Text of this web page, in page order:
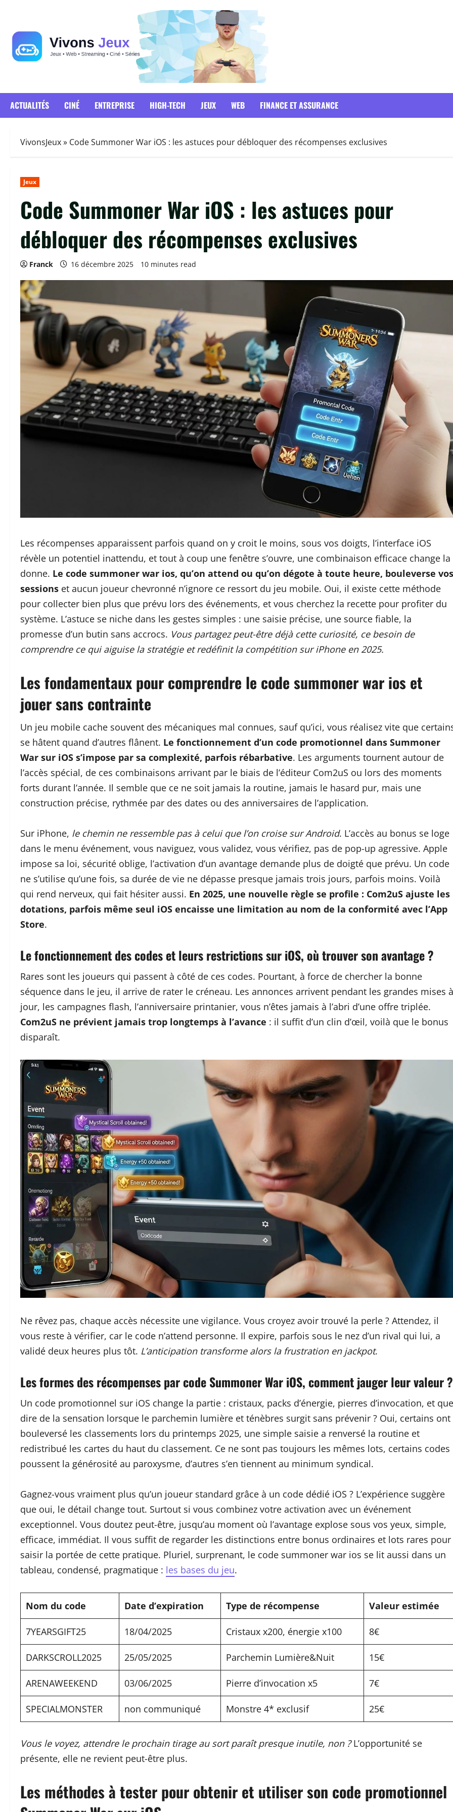
contenu
ACTUALITÉS CINÉ ENTREPRISE HIGH-TECH JEUX WEB FINANCE ET ASSURANCE
VivonsJeux» Code Summoner War iOS : les astuces pour débloquer des récompenses exclusives
Jeux
Code Summoner War iOS : les astuces pour
débloquer des récompenses exclusives
Franck 16 décembre 2025 10 minutes read
Les récompenses apparaissent parfois quand on y croit le moins, sous vos doigts, l’interface iOS
révèle un potentiel inattendu, et tout à coup une fenêtre s’ouvre, une combinaison efficace change la
donne. Le code summoner war ios, qu’on attend ou qu’on dégote à toute heure, bouleverse vos
sessions et aucun joueur chevronné n’ignore ce ressort du jeu mobile. Oui, il existe cette méthode
pour collecter bien plus que prévu lors des événements, et vous cherchez la recette pour profiter du
système. L’astuce se niche dans les gestes simples : une saisie précise, une source fiable, la
promesse d’un butin sans accrocs. Vous partagez peut-être déjà cette curiosité, ce besoin de
comprendre ce qui aiguise la stratégie et redéfinit la compétition sur iPhone en 2025.
Les fondamentaux pour comprendre le code summoner war ios et
jouer sans contrainte
Un jeu mobile cache souvent des mécaniques mal connues, sauf qu’ici, vous réalisez vite que
se hâtent quand d’autres flânent. Le fonctionnement d’un code promotionnel dans Summoner
War sur iOS s’impose par sa complexité, parfois rébarbative. Les arguments tournent autour de
l’accès spécial, de ces combinaisons arrivant par le biais de l’éditeur Com2uS ou lors des moments
forts durant l’année. Il semble que ce ne soit jamais la routine, jamais le hasard pur, mais une
construction précise, rythmée par des dates ou des anniversaires de l’application.
Sur iPhone, le chemin ne ressemble pas à celui que l’on croise sur Android. L’accès au bonus se loge
dans le menu événement, vous naviguez, vous validez, vous vérifiez, pas de pop-up agressive. Apple
impose sa loi, sécurité oblige, l’activation d’un avantage demande plus de doigté que prévu. Un code
ne s’utilise qu’une fois, sa durée de vie ne dépasse presque jamais trois jours, parfois moins. Voilà
qui rend nerveux, qui fait hésiter aussi. En 2025, une nouvelle règle se profile : Com2uS ajuste les
dotations, parfois même seul iOS encaisse une limitation au nom de la conformité avec l’App
Store.
Le fonctionnement des codes et leurs restrictions sur iOS, où trouver son avantage ?
Rares sont les joueurs qui passent à côté de ces codes. Pourtant, à force de chercher la bonne
séquence dans le jeu, il arrive de rater le créneau. Les annonces arrivent pendant les grandes mises à
jour, les campagnes flash, l’anniversaire printanier, vous n’êtes jamais à l’abri d’une offre triplée.
Com2uS ne prévient jamais trop longtemps à l’avance : il suffit d’un clin d’œil, voilà que le bonus
disparaît.
Ne rêvez pas, chaque accès nécessite une vigilance. Vous croyez avoir trouvé la perle ? Attendez, il
vous reste à vérifier, car le code n’attend personne. Il expire, parfois sous le nez d’un rival qui lui, a
validé deux heures plus tôt. L’anticipation transforme alors la frustration en jackpot.
Les formes des récompenses par code Summoner War iOS, comment jauger leur valeur ?
Un code promotionnel sur iOS change la partie : cristaux, packs d’énergie, pierres d’invocation, et que
dire de la sensation lorsque le parchemin lumière et ténèbres surgit sans prévenir ? Oui, certains ont
bouleversé les classements lors du printemps 2025, une simple saisie a renversé la routine et
redistribué les cartes du haut du classement. Ce ne sont pas toujours les mêmes lots, certains codes
poussent la générosité au paroxysme, d’autres s’en tiennent au minimum syndical.
Gagnez-vous vraiment plus qu’un joueur standard grâce à un code dédié iOS ? L’expérience suggère
que oui, le détail change tout. Surtout si vous combinez votre activation avec un événement
exceptionnel. Vous doutez peut-être, jusqu’au moment où l’avantage explose sous vos yeux, simple,
efficace, immédiat. Il vous suffit de regarder les distinctions entre bonus ordinaires et lots rares pour
saisir la portée de cette pratique. Pluriel, surprenant, le code summoner war ios se lit aussi dans un
tableau, condensé, pragmatique : les bases du jeu.
Nom du code Date d’expiration Type de récompense Valeur estimée
7YEARSGIFT25 18/04/2025 Cristaux x200, énergie x100 8€
DARKSCROLL2025 25/05/2025 Parchemin Lumière&Nuit 15€
ARENAWEEKEND 03/06/2025 Pierre d’invocation x5 7€
SPECIALMONSTER non communiqué Monstre 4* exclusif 25€
Vous le voyez, attendre le prochain tirage au sort paraît presque inutile, non ?L’opportunité se
présente, elle ne revient peut-être plus.
Les méthodes à tester pour obtenir et utiliser son code promotionnel